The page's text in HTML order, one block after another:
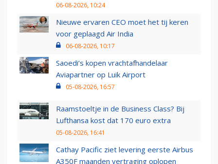
06-08-2026, 10:24
Nieuwe ervaren CEO moet het tij keren
voor geplaagd Air India
06-08-2026, 10:17
Saoedi’s kopen vrachtafhandelaar
Aviapartner op Luik Airport
05-08-2026, 16:57
Raamstoeltje in de Business Class? Bij
Lufthansa kost dat 170 euro extra
05-08-2026, 16:41
Cathay Pacific ziet levering eerste Airbus
A350F maanden vertraging oplopen